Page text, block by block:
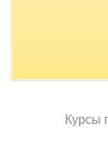
Курсы